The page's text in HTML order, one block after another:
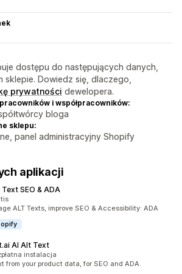
dostępu do następujących danych,
sklepie. Dowiedz się, dlaczego,
prywatności dewelopera.
i współpracowników:
bloga
sklepu:
panel administracyjny Shopify
aplikacji
SEO & ADA
125
ALT Texts, improve SEO & Accessibility: ADA
AI Alt Text
135
instalacja
from your product data, for SEO and ADA.